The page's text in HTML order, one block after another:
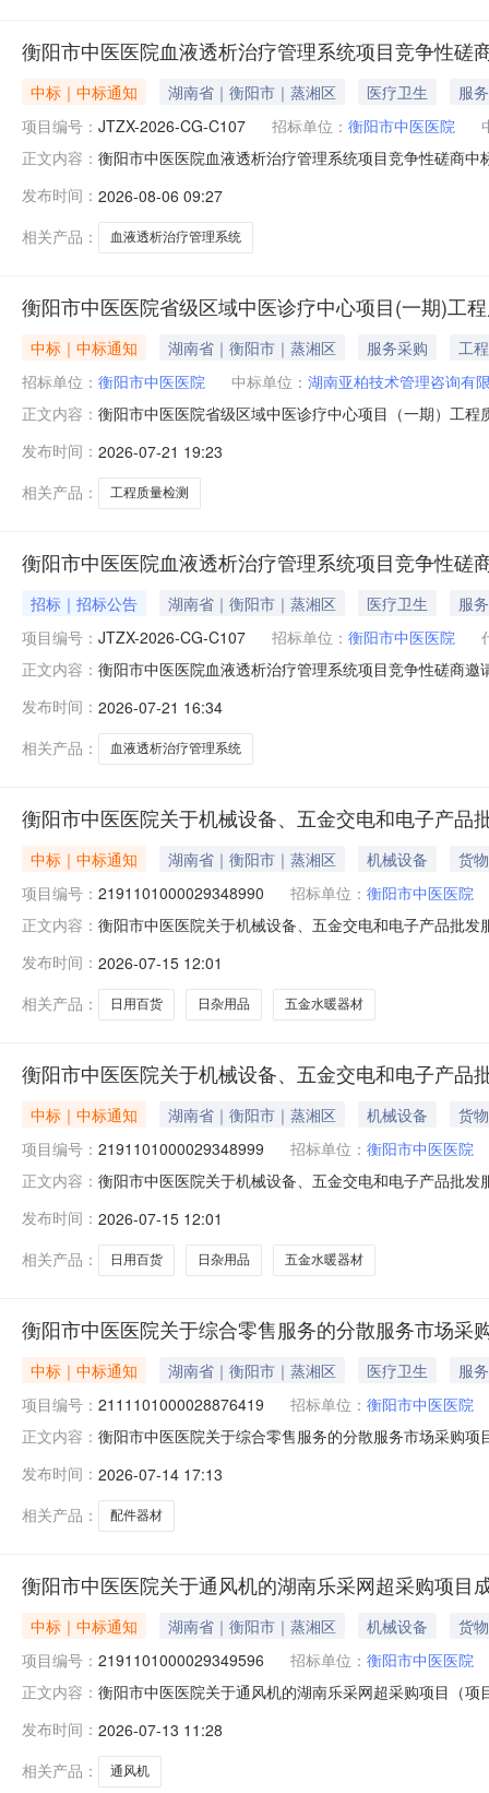
衡阳市中医医院血液透析治疗管理系统项目竞争性磋
中标｜中标通知 湖南省｜衡阳市｜蒸湘区 医疗卫生
服务
项目编号： JTZX-2026-CG-C107 招标单位： 衡阳市中医医院
正文内容： 衡阳市中医医院血液透析治疗管理系统项目竞争性磋商
询有限公司采购项目编号：JTZX-2026-CG-C107采购预
家推荐三、磋商情况
发布时间： 2026-08-06 09:27
相关产品：
血液透析治疗管理系统
衡阳市中医医院省级区域中医诊疗中心项目(一期)工
中标｜中标通知 湖南省｜衡阳市｜蒸湘区 服务采购
工程
招标单位： 衡阳市中医医院 中标单位： 湖南亚柏技术管理咨询有
正文内容： 衡阳市中医医院省级区域中医诊疗中心项目（一期）工
理有限公司预算金额：8.6万元采购项目内容与数量：包
应商来源邀请供应商的情况1、供应商产
发布时间： 2026-07-21 19:23
相关产品：
工程质量检测
衡阳市中医医院血液透析治疗管理系统项目竞争性磋
招标｜招标公告 湖南省｜衡阳市｜蒸湘区 医疗卫生
服务
项目编号： JTZX-2026-CG-C107 招标单位： 衡阳市中医医院
正文内容： 衡阳市中医医院血液透析治疗管理系统项目竞争性磋商
析治疗管理系统项目委托代理编号：JTZX-2026-CG-
务要求数量1衡阳市中医医
发布时间： 2026-07-21 16:34
相关产品：
血液透析治疗管理系统
衡阳市中医医院关于机械设备、五金交电和电子产品
中标｜中标通知 湖南省｜衡阳市｜蒸湘区 机械设备
货物
项目编号： 2191101000029348990 招标单位： 衡阳市中医医院
正文内容： 衡阳市中医医院关于机械设备、五金交电和电子产品批
区划名称：衡阳市本级报价起止时间：-二、采购单位信
44
发布时间： 2026-07-15 12:01
相关产品：
日用百货 日杂用品 五金水暖器材
衡阳市中医医院关于机械设备、五金交电和电子产品
中标｜中标通知 湖南省｜衡阳市｜蒸湘区 机械设备
货物
项目编号： 2191101000029348999 招标单位： 衡阳市中医医院
正文内容： 衡阳市中医医院关于机械设备、五金交电和电子产品批
区划名称：衡阳市本级报价起止时间：-二、采购单位信
44
发布时间： 2026-07-15 12:01
相关产品：
日用百货 日杂用品 五金水暖器材
衡阳市中医医院关于综合零售服务的分散服务市场采
中标｜中标通知 湖南省｜衡阳市｜蒸湘区 医疗卫生
服务
项目编号： 2111101000028876419 招标单位： 衡阳市中医医院
正文内容： 衡阳市中医医院关于综合零售服务的分散服务市场采购
信息采购单位名称：衡阳市中医医院采购单位地址：衡
发布时间： 2026-07-14 17:13
相关产品：
配件器材
衡阳市中医医院关于通风机的湖南乐采网超采购项目
中标｜中标通知 湖南省｜衡阳市｜蒸湘区 机械设备
货物
项目编号： 2191101000029349596 招标单位： 衡阳市中医医院
正文内容： 衡阳市中医医院关于通风机的湖南乐采网超采购项目（
名称：衡阳市中医医院采购单位地址：衡阳市蒸湘区蒸
发布时间： 2026-07-13 11:28
相关产品：
通风机